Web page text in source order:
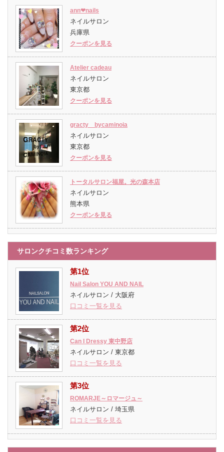
ann❤︎nails
ネイルサロン
兵庫県
クーポンを見る
Atelier cadeau
ネイルサロン
東京都
クーポンを見る
gracty bycaminoia
ネイルサロン
東京都
クーポンを見る
トータルサロン福屋。光の森本店
ネイルサロン
熊本県
クーポンを見る
サロンクチコミ数ランキング
第1位
Nail Salon YOU AND NAIL
ネイルサロン / 大阪府
口コミ一覧を見る
第2位
Can I Dressy 東中野店
ネイルサロン / 東京都
口コミ一覧を見る
第3位
ROMARJE～ロマージュ～
ネイルサロン / 埼玉県
口コミ一覧を見る